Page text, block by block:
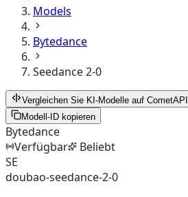
Models
Bytedance
Seedance 2-0
Vergleichen Sie KI-Modelle auf CometAPI
Modell-ID kopieren
Bytedance
Verfügbar
Beliebt
SE
doubao-seedance-2-0